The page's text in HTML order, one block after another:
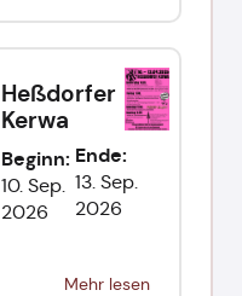
Heßdorfer
Kerwa
Beginn:
10. Sep.
2026
Ende:
13. Sep.
2026
Mehr lesen